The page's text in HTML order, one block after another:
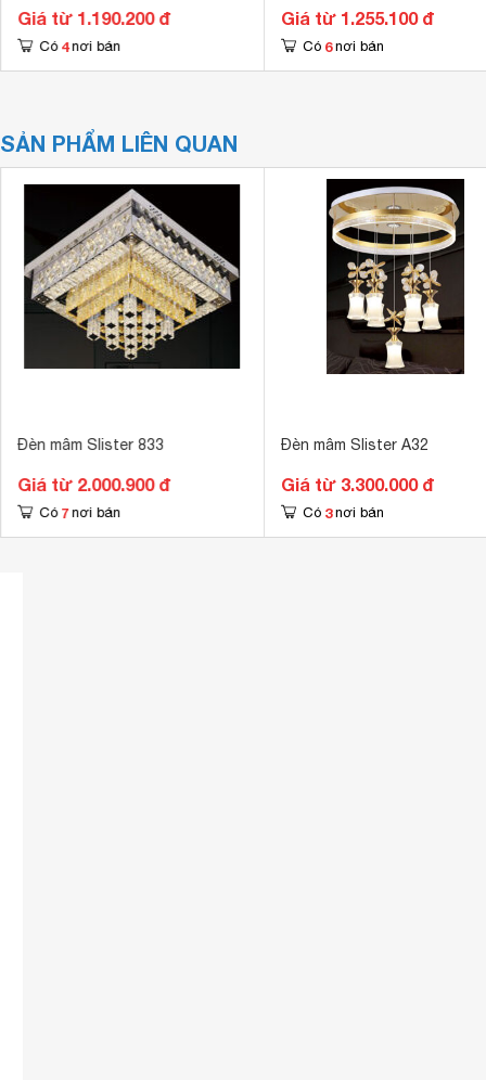
Giá từ 1.190.200 đ
Có 4 nơi bán
Giá từ 1.255.100 đ
Có 6 nơi bán
SẢN PHẨM LIÊN QUAN
Đèn mâm Slister 833
Giá từ 2.000.900 đ
Có 7 nơi bán
Đèn mâm Slister A32
Giá từ 3.300.000 đ
Có 3 nơi bán